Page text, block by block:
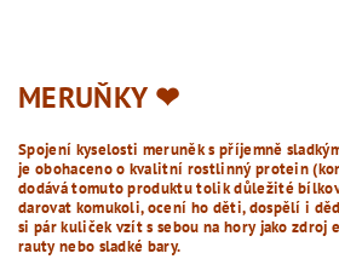
MERUŇKY ❤︎
Spojení kyselosti meruněk s příjemně
je obohaceno o kvalitní rostlinný protein
dodává tomuto produktu tolik důležité
darovat komukoli, ocení ho děti, dospělí i
si pár kuliček vzít s sebou na hory jako zdroj
rauty nebo sladké bary.